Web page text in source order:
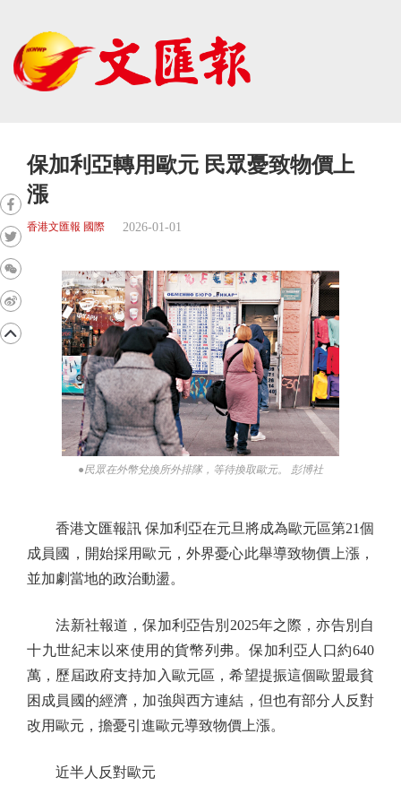
保加利亞轉用歐元 民眾憂致物價上
漲
香港文匯報 國際 2026-01-01
●民眾在外幣兌換所外排隊，等待換取歐元。 彭博社
香港文匯報訊 保加利亞在元旦將成為歐元區第21個
成員國，開始採用歐元，外界憂心此舉導致物價上漲，
並加劇當地的政治動盪。
法新社報道，保加利亞告別2025年之際，亦告別自
十九世紀末以來使用的貨幣列弗。保加利亞人口約640
萬，歷屆政府支持加入歐元區，希望提振這個歐盟最貧
困成員國的經濟，加強與西方連結，但也有部分人反對
改用歐元，擔憂引進歐元導致物價上漲。
近半人反對歐元